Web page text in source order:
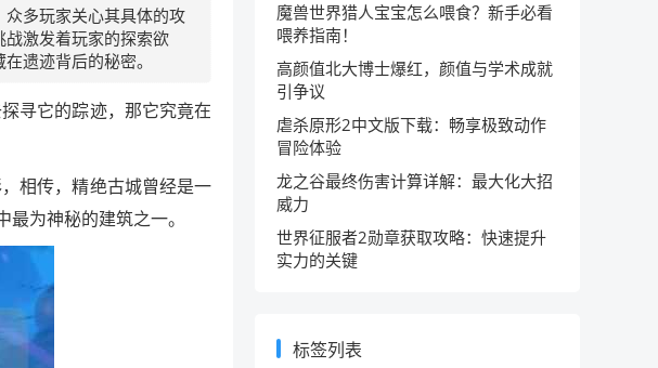
多玩家关心其具体的攻
激发着玩家的探索欲
遗迹背后的秘密。
寻它的踪迹，那它究竟在
相传，精绝古城曾经是一
为神秘的建筑之一。
魔兽世界猎人宝宝怎么喂食？新手必看
喂养指南！
高颜值北大博士爆红，颜值与学术成就
引争议
虐杀原形2中文版下载：畅享极致动作
冒险体验
龙之谷最终伤害计算详解：最大化大招
威力
世界征服者2勋章获取攻略：快速提升
实力的关键
标签列表